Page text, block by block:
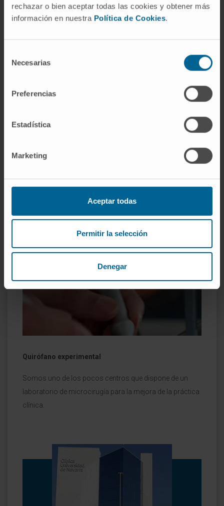
rechazar o bien aceptar todas las cookies y obtener más
información en nuestra Política de Cookies.
Necesarias
Preferencias
Estadística
Marketing
Aceptar todas
Permitir la selección
Denegar
>> Saber más
Quirófano experimental
Somos uno de los pocos centros que dispone de un
laboratorio de microcirugía para la mejora de la práctica
clínica.